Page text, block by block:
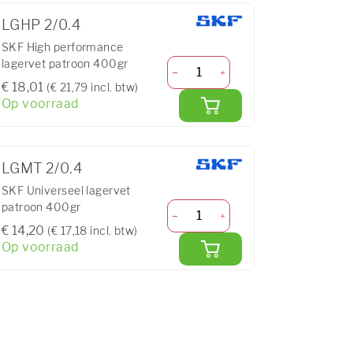
LGHP 2/0.4
SKF High performance
lagervet patroon 400gr
€ 18,01 (€ 21,79 incl. btw)
Op voorraad
LGMT 2/0.4
SKF Universeel lagervet
patroon 400gr
€ 14,20 (€ 17,18 incl. btw)
Op voorraad